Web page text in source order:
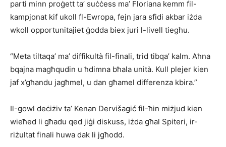
parti minn proġett ta’ suċċess ma’ Floriana kemm fil-
kampjonat kif ukoll fl-Ewropa, fejn jara sfidi akbar iżda
wkoll opportunitajiet ġodda biex juri l-livell tiegħu.
“Meta tiltaqa’ ma’ diffikultà fil-finali, trid tibqa’ kalm. Aħna
bqajna magħqudin u ħdimna bħala unità. Kull plejer kien
jaf x’għandu jagħmel, u dan għamel differenza kbira.”
Il-gowl deċiżiv ta’ Kenan Dervišagić fil-ħin miżjud kien
wieħed li għadu qed jiġi diskuss, iżda għal Spiteri, ir-
riżultat finali huwa dak li jgħodd.